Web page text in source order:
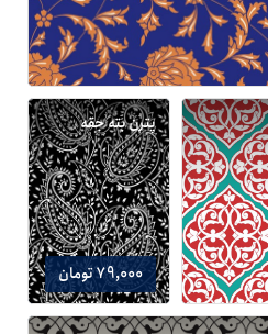
پترن بته جقه
79,000 تومان